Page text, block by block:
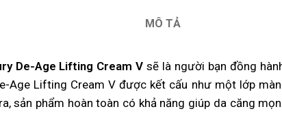
MÔ TẢ
De-Age Lifting Cream Vsẽ là người bạn đồng
Age Lifting Cream V được kết cấu như một lớp
sản phẩm hoàn toàn có khả năng giúp da căng